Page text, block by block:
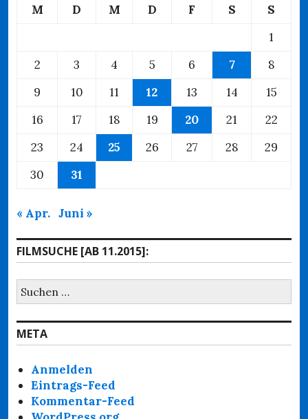
M D M D F S
S
1
2
3 4 5 6 7
8
9
10 11 12 13 14
15
16
17 18 19 20 21
22
23
24 25 26 27 28
29
30
31
« Apr. Juni »
FILMSUCHE [AB 11.2015]:
Suchen
nach:
META
Anmelden
Eintrags-Feed
Kommentar-Feed